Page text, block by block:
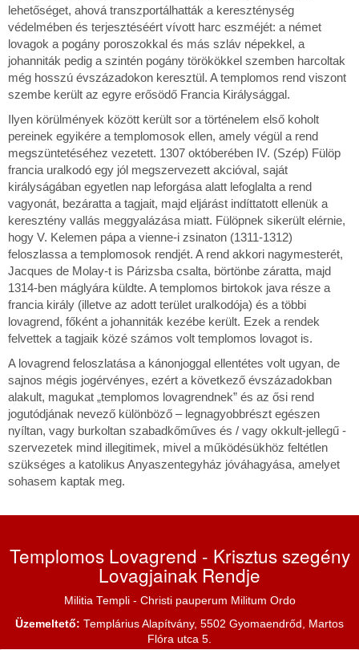
lehetőséget, ahová transzportálhatták a kereszténység
védelmében és terjesztéséért vívott harc eszméjét: a német
lovagok a pogány poroszokkal és más szláv népekkel, a
johanniták pedig a szintén pogány törökökkel szemben harcoltak
még hosszú évszázadokon keresztül. A templomos rend viszont
szembe került az egyre erősödő Francia Királysággal.
Ilyen körülmények között került sor a történelem első koholt
pereinek egyikére a templomosok ellen, amely végül a rend
megszüntetéséhez vezetett. 1307 októberében IV. (Szép) Fülöp
francia uralkodó egy jól megszervezett akcióval, saját
királyságában egyetlen nap leforgása alatt lefoglalta a rend
vagyonát, bezáratta a tagjait, majd eljárást indíttatott ellenük a
keresztény vallás meggyalázása miatt. Fülöpnek sikerült elérnie,
hogy V. Kelemen pápa a vienne-i zsinaton (1311-1312)
feloszlassa a templomosok rendjét. A rend akkori nagymesterét,
Jacques de Molay-t is Párizsba csalta, börtönbe záratta, majd
1314-ben máglyára küldte. A templomos birtokok java része a
francia király (illetve az adott terület uralkodója) és a többi
lovagrend, főként a johanniták kezébe került. Ezek a rendek
felvettek a tagjaik közé számos volt templomos lovagot is.
A lovagrend feloszlatása a kánonjoggal ellentétes volt ugyan, de
sajnos mégis jogérvényes, ezért a következő évszázadokban
alakult, magukat „templomos lovagrendnek” és az ősi rend
jogutódjának nevező különböző – legnagyobbrészt egészen
nyíltan, vagy burkoltan szabadkőműves és / vagy okkult-jellegű -
szervezetek mind illegitimek, mivel a működésükhöz feltétlen
szükséges a katolikus Anyaszentegyház jóváhagyása, amelyet
sohasem kaptak meg.
Templomos Lovagrend - Krisztus szegény
Lovagjainak Rendje
Militia Templi - Christi pauperum Militum Ordo
Üzemeltető: Templárius Alapítvány, 5502 Gyomaendrőd, Martos
Flóra utca 5.